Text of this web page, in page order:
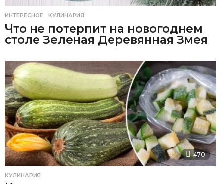
ИНТЕРЕСНОЕ ,КУЛИНАРИЯ
Что не потерпит на новогоднем
столе Зеленая Деревянная Змея
470
КУЛИНАРИЯ